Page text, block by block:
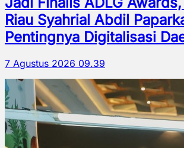
Riau Syahrial Abdil
Pentingnya Digitalisasi
7 Agustus 2026 09.39